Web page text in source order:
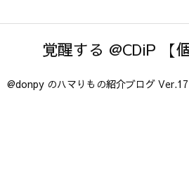
覚醒する @CDiP 【
@donpy のハマりもの紹介ブログ